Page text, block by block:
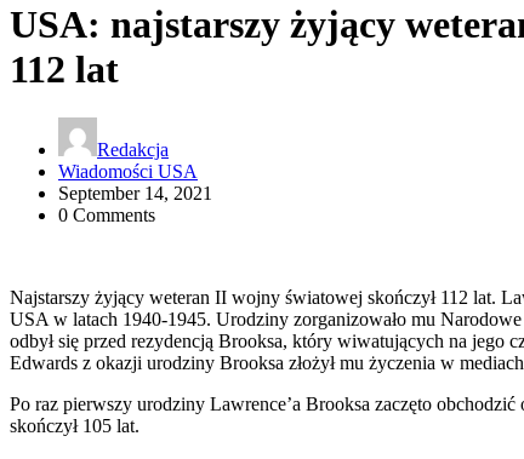
USA: najstarszy żyjący
112 lat
Redakcja
Wiadomości USA
September 14, 2021
0 Comments
Najstarszy żyjący weteran II wojny światowej skończył 112 lat.
USA w latach 1940-1945. Urodziny zorganizowało mu
odbył się przed rezydencją Brooksa, który wiwatujących na jego
Edwards z okazji urodziny Brooksa złożył mu życzenia w
Po raz pierwszy urodziny Lawrence’a Brooksa zaczęto
skończył 105 lat.